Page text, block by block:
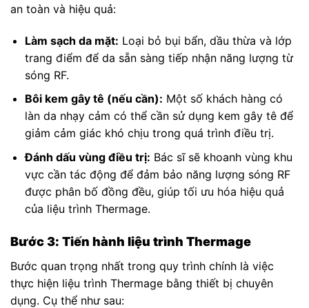
an toàn và hiệu quả:
Làm sạch da mặt: Loại bỏ bụi bẩn, dầu thừa và lớp
trang điểm để da sẵn sàng tiếp nhận năng lượng từ
sóng RF.
Bôi kem gây tê (nếu cần): Một số khách hàng có
làn da nhạy cảm có thể cần sử dụng kem gây tê để
giảm cảm giác khó chịu trong quá trình điều trị.
Đánh dấu vùng điều trị: Bác sĩ sẽ khoanh vùng khu
vực cần tác động để đảm bảo năng lượng sóng RF
được phân bố đồng đều, giúp tối ưu hóa hiệu quả
của liệu trình Thermage.
Bước 3: Tiến hành liệu trình Thermage
Bước quan trọng nhất trong quy trình chính là việc
thực hiện liệu trình Thermage bằng thiết bị chuyên
dụng. Cụ thể như sau: